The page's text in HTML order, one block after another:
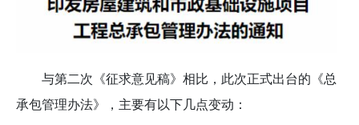
与第二次《征求意见稿》相比，此次正式出台的《总
承包管理办法》，主要有以下几点变动：